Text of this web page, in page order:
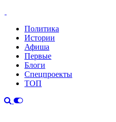
Политика
Истории
Афиша
Первые
Блоги
Спецпроекты
ТОП